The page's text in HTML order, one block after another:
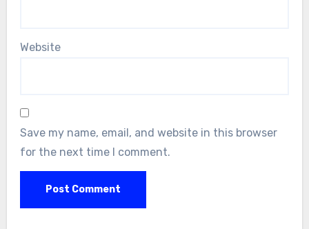
Website
Save my name, email, and website in this browser
for the next time I comment.